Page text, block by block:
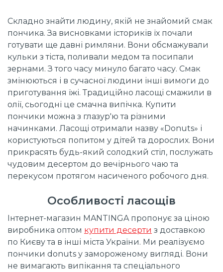
Складно знайти людину, якій не знайомий смак
пончика. За висновками істориків їх почали
готувати ще давні римляни. Вони обсмажували
кульки з тіста, поливали медом та посипали
зернами. З того часу минуло багато часу. Смак
змінюються і в сучасної людини інші вимоги до
приготування їжі. Традиційно ласощі смажили в
олії, сьогодні це смачна випічка. Купити
пончики можна з глазур'ю та різними
начинками. Ласощі отримали назву «Donuts» і
користуються попитом у дітей та дорослих. Вони
прикрасять будь-який солодкий стіл, послужать
чудовим десертом до вечірнього чаю та
перекусом протягом насиченого робочого дня.
Особливості ласощів
Інтернет-магазин MANTINGA пропонує за ціною
виробника оптом купити десерти з доставкою
по Києву та в інші міста України. Ми реалізуємо
пончики donuts у замороженому вигляді. Вони
не вимагають випікання та спеціального